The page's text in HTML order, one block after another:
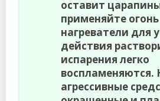
оставит
применяйте
нагреватели для
действия
испарения легко
воспламеняются.
агрессивные